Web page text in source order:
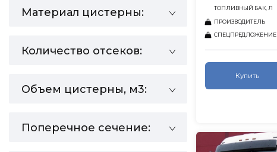
Материал цистерны:
Количество отсеков:
Объем цистерны, м3:
Поперечное сечение:
ТОПЛИВНЫЙ БАК, Л
ПРОИЗВОДИТЕЛЬ
СПЕЦПРЕДЛОЖЕНИЕ
Купить